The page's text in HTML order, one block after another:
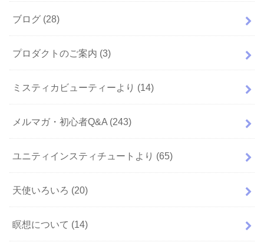
ブログ (28)
プロダクトのご案内 (3)
ミスティカビューティーより (14)
メルマガ・初心者Q&A (243)
ユニティインスティチュートより (65)
天使いろいろ (20)
瞑想について (14)